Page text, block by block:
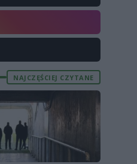
NAJCZĘŚCIEJ CZYTANE